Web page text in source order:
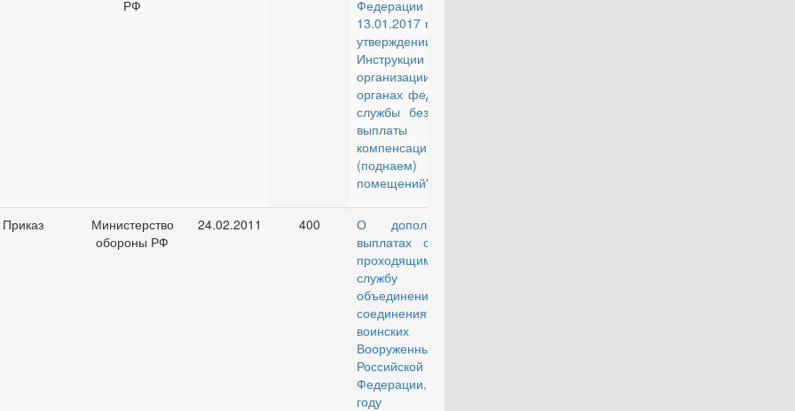
РФ
Федерации от
13.01.2017 г. № 4 "Об
утверждении
Инструкции об
организации в
органах федеральной
службы безопасности
выплаты денежной
компенсации за наем
(поднаем) жилых
помещений"
Приказ
Министерство
обороны РФ
24.02.2011 400
О дополнительных
выплатах офицерам,
проходящим военную
службу в
объединениях,
соединениях и
воинских частях
Вооруженных Сил
Российской
Федерации, в 2011
году